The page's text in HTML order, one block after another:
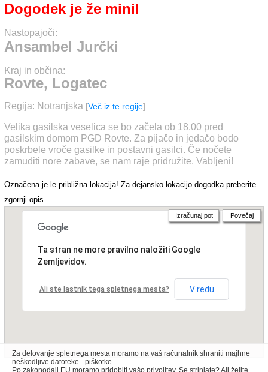
Dogodek je že minil
Nastopajoči:
Ansambel Jurčki
Kraj in občina:
Rovte, Logatec
Regija: Notranjska [Več iz te regije]
Velika gasilska veselica se bo začela ob 18.00 pred
gasilskim domom PGD Rovte. Za pijačo in jedačo bodo
poskrbele vroče gasilke in postavni gasilci. Če nočete
zamuditi nore zabave, se nam raje pridružite. Vabljeni!
Označena je le približna lokacija! Za dejansko lokacijo dogodka preberite
zgornji opis.
Ta stran ne more pravilno naložiti Google
Zemljevidov.
Ali ste lastnik tega spletnega mesta? V redu
Izračunaj pot Povečaj
Za delovanje spletnega mesta moramo na vaš računalnik shraniti majhne
neškodljive datoteke - piškotke.
Po zakonodaji EU moramo pridobiti vašo privolitev. Se strinjate? Ali želite